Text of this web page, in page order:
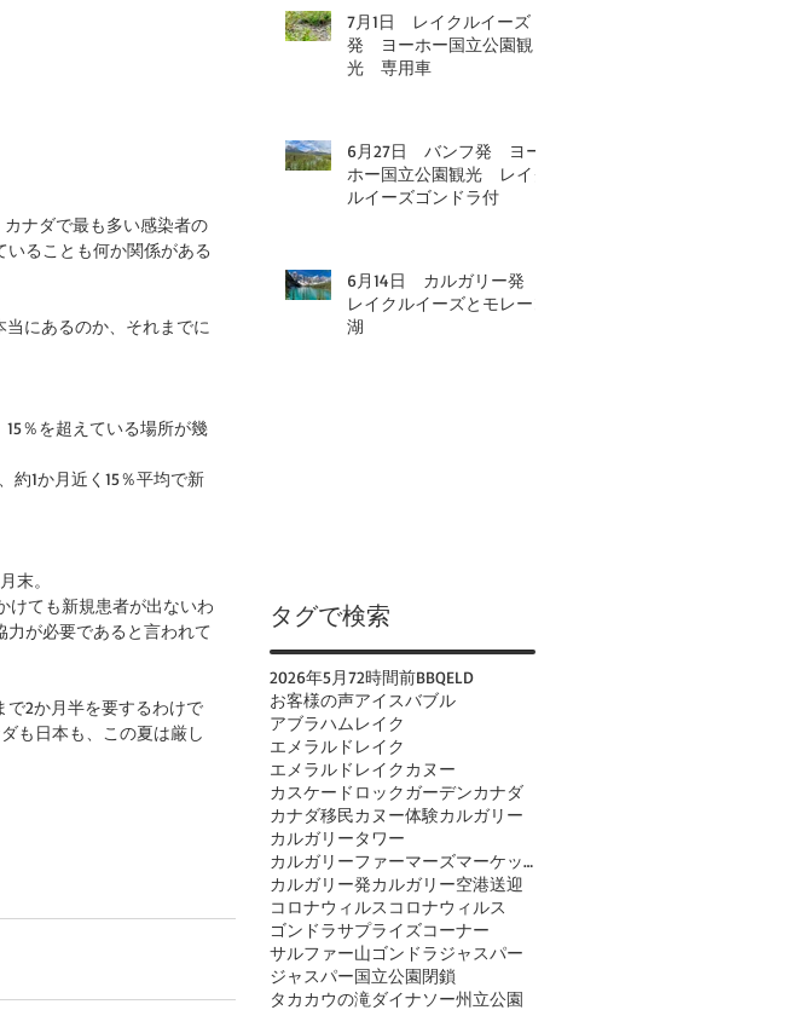
ナダで最も多い感染者の
ることも何か関係がある
にあるのか、それまでに
％を超えている場所が幾
約1か月近く15％平均で新
末。
けても新規患者が出ないわ
が必要であると言われて
2か月半を要するわけで
も日本も、この夏は厳し
7月1日 レイクルイーズ
発 ヨーホー国立公園観
光 専用車
6月27日 バンフ発 ヨー
ホー国立公園観光 レイク
ルイーズゴンドラ付
6月14日 カルガリー発
レイクルイーズとモレーン
湖
タグで検索
2026年5月72時間前BBQELD
お客様の声アイスバブル
アブラハムレイク
エメラルドレイク
エメラルドレイクカヌー
カスケードロックガーデンカナダ
カナダ移民カヌー体験カルガリー
カルガリータワー
カルガリーファーマーズマーケット
カルガリー発カルガリー空港送迎
コロナウィルス コロナウィルス
ゴンドラサプライズコーナー
サルファー山ゴンドラジャスパー
ジャスパー国立公園閉鎖
タカカウの滝ダイナソー州立公園